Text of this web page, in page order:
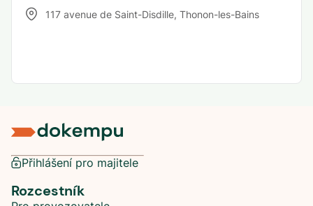
117 avenue de Saint-Disdille, Thonon-les-Bains
Přihlášení pro majitele
Rozcestník